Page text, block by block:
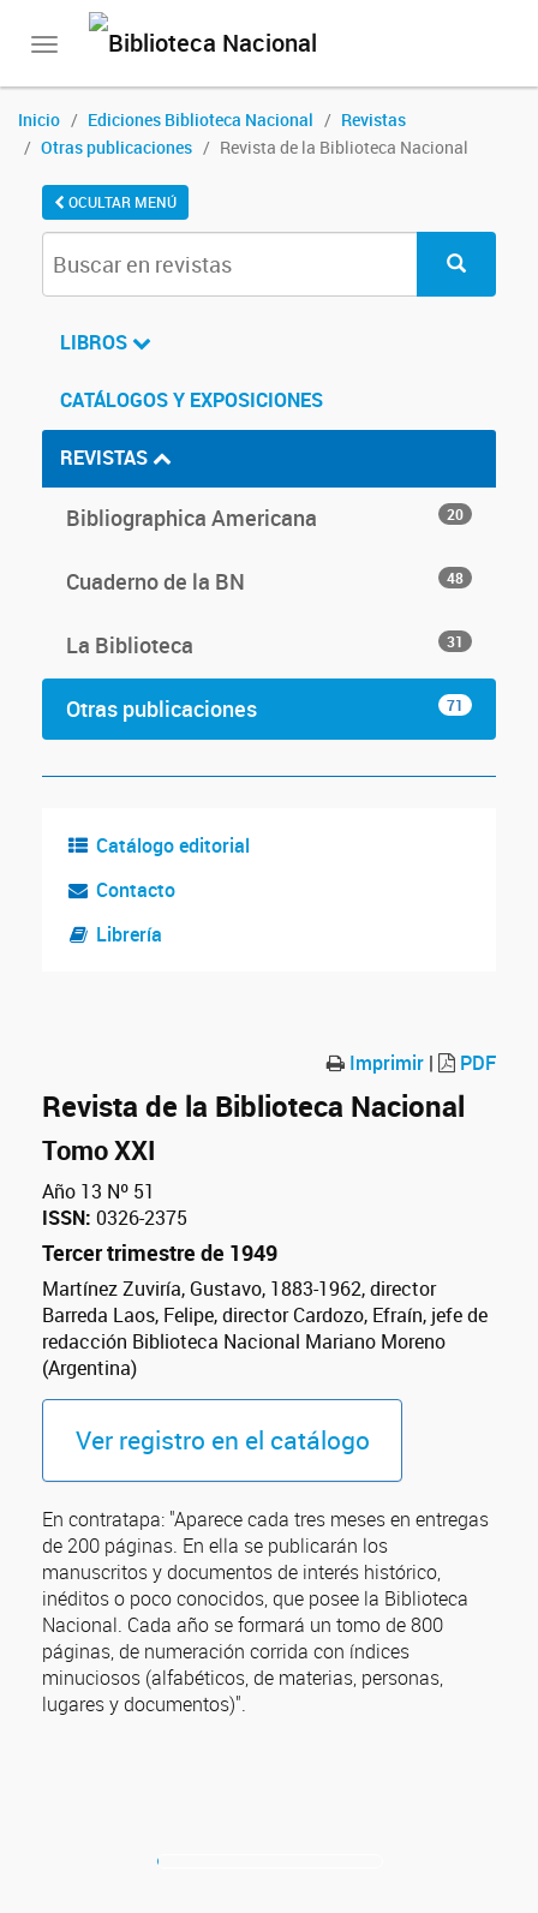
Toggle
Inicio Ediciones Biblioteca Nacional
Revistas
Otras publicaciones
Revista de la Biblioteca Nacional
OCULTAR MENÚ
LIBROS
CATÁLOGOS Y EXPOSICIONES
REVISTAS
Bibliographica Americana 20
Cuaderno de la BN 48
La Biblioteca 31
Otras publicaciones 71
Catálogo editorial
Contacto
Librería
Imprimir | PDF
Revista de la Biblioteca Nacional
Tomo XXI
Año 13 Nº 51
ISSN: 0326-2375
Tercer trimestre de 1949
Martínez Zuviría, Gustavo, 1883-1962, director
Barreda Laos, Felipe, director Cardozo, Efraín, jefe de
redacción Biblioteca Nacional Mariano Moreno
(Argentina)
Ver registro en el catálogo
En contratapa: "Aparece cada tres meses en entregas
de 200 páginas. En ella se publicarán los
manuscritos y documentos de interés histórico,
inéditos o poco conocidos, que posee la Biblioteca
Nacional. Cada año se formará un tomo de 800
páginas, de numeración corrida con índices
minuciosos (alfabéticos, de materias, personas,
lugares y documentos)".